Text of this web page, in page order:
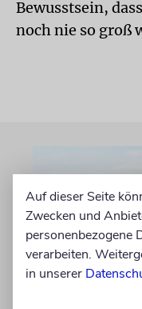
Bewusstsein,
noch nie so groß
Auf dieser Seite
Zwecken und
personenbezogene
verarbeiten.
in unserer